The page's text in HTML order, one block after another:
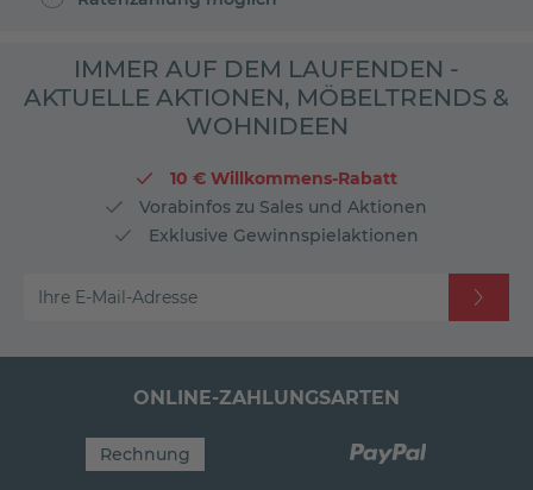
IMMER AUF DEM LAUFENDEN -
AKTUELLE AKTIONEN, MÖBELTRENDS &
WOHNIDEEN
10 € Willkommens-Rabatt
Vorabinfos zu Sales und Aktionen
Exklusive Gewinnspielaktionen
Ihre E-Mail-Adresse
ONLINE-ZAHLUNGSARTEN
Rechnung